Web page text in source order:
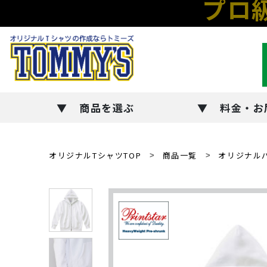
プロ
商品を選ぶ 料金・
オリジナルTシャツTOP 商品一覧 オリジナル